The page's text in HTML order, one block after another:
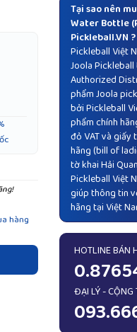
hàng
Tại sao nên
Water Bottle
Pickleball.VN ?
Pickleball Việt
Joola Pickleball
Authorized
phẩm Joola
bởi Pickleball
phẩm chính
đỏ VAT và giấy
hãng (bill of
tờ khai Hải
Pickleball Việt
giúp thông tin
hãng tại Việt
HOTLINE BÁN
ĐẠI LÝ - CỘNG